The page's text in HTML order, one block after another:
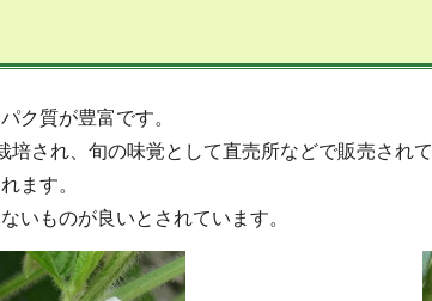
ク質が豊富です。
され、旬の味覚として直売所などで販売され
ます。
いものが良いとされています。